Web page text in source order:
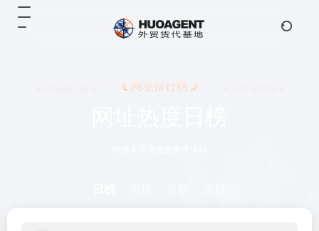
网址排行榜